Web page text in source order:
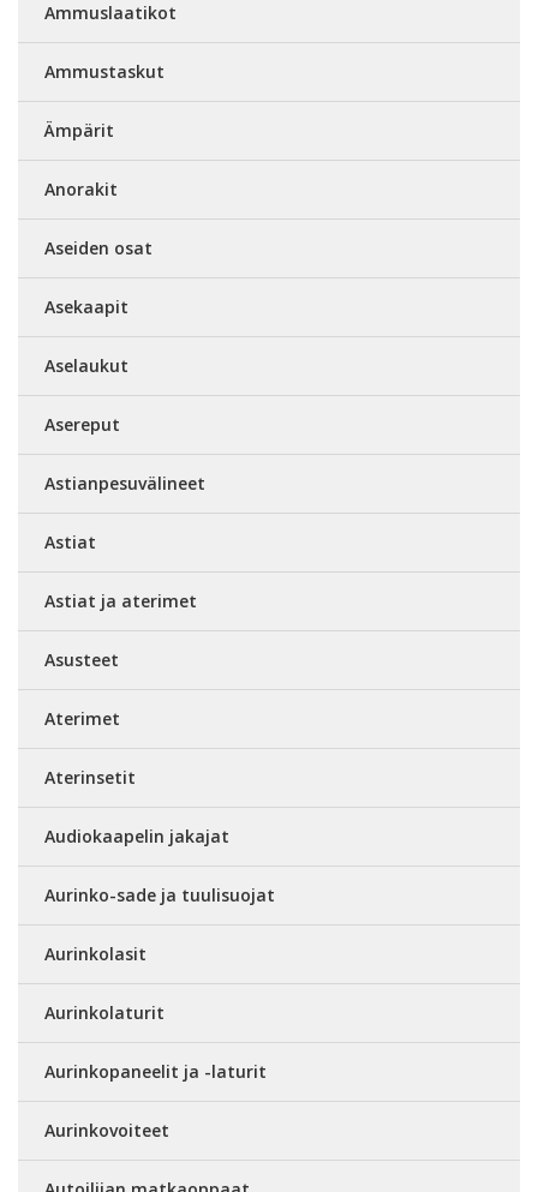
Ammuslaatikot
Ammustaskut
Ämpärit
Anorakit
Aseiden osat
Asekaapit
Aselaukut
Asereput
Astianpesuvälineet
Astiat
Astiat ja aterimet
Asusteet
Aterimet
Aterinsetit
Audiokaapelin jakajat
Aurinko-sade ja tuulisuojat
Aurinkolasit
Aurinkolaturit
Aurinkopaneelit ja -laturit
Aurinkovoiteet